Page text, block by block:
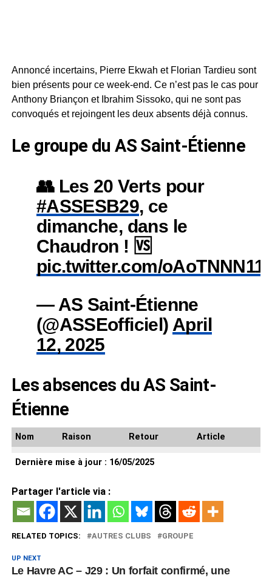
Annoncé incertains, Pierre Ekwah et Florian Tardieu sont
bien présents pour ce week-end. Ce n’est pas le cas pour
Anthony Briançon et Ibrahim Sissoko, qui ne sont pas
convoqués et rejoingent les deux absents déjà connus.
Le groupe du AS Saint-Étienne
👥 Les 20 Verts pour
#ASSESB29, ce
dimanche, dans le
Chaudron ! 🆚
pic.twitter.com/
— AS Saint-Étienne
(@ASSEofficiel) April
12, 2025
Les absences du AS Saint-
Étienne
Nom Raison Retour Article
Dernière mise à jour : 16/05/2025
Partager l'article via :
RELATED TOPICS: AUTRES CLUBS GROUPE
UP NEXT
Le Havre AC – J29 : Un forfait confirmé, une